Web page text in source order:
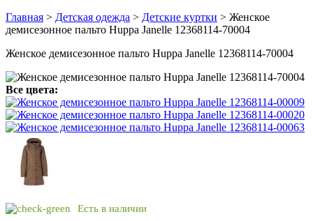
Главная > Детская одежда > Детские куртки > Женское
демисезонное пальто Huppa Janelle 12368114-70004
Женское демисезонное пальто Huppa Janelle 12368114-70004
Все цвета:
Есть в наличии